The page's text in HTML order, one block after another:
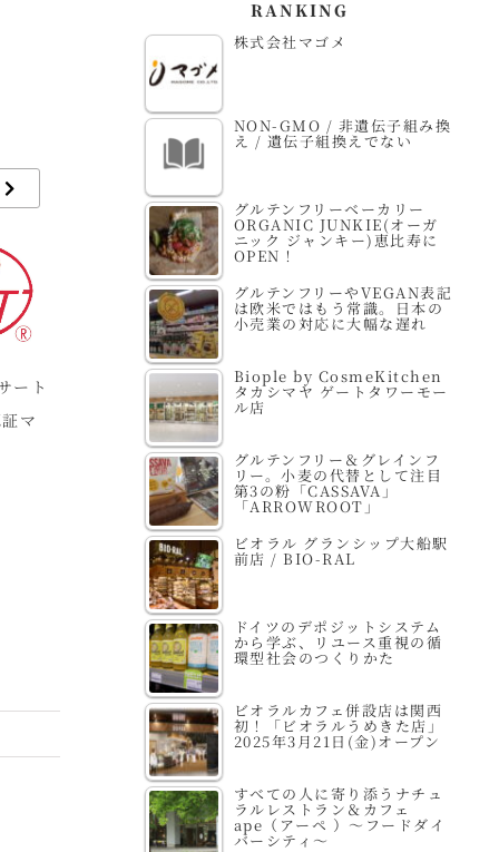
ート
マ
CSA (Community
Supported
Agriculture) シー
有機畜産物 【有機
RANKING
株式会社マゴメ
NON-GMO / 非遺伝子組み換
え / 遺伝子組換えでない
グルテンフリーベーカリー
ORGANIC JUNKIE(オーガ
ニック ジャンキー)恵比寿に
OPEN！
グルテンフリーやVEGAN表記
は欧米ではもう常識。日本の
小売業の対応に大幅な遅れ
Biople by CosmeKitchen
タカシマヤ ゲートタワーモー
ル店
グルテンフリー＆グレインフ
リー。小麦の代替として注目
第3の粉「CASSAVA」
「ARROWROOT」
ビオラル グランシップ大船駅
前店 / BIO-RAL
ドイツのデポジットシステム
から学ぶ、リユース重視の循
環型社会のつくりかた
ビオラルカフェ併設店は関西
初！「ビオラルうめきた店」
2025年3月21日(金)オープン
すべての人に寄り添うナチュ
ラルレストラン＆カフェ
ape（アーペ ）～フードダイ
バーシティ～